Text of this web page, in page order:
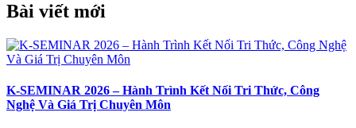
Bài viết mới
K-SEMINAR 2026 – Hành Trình Kết Nối Tri Thức, Công
Nghệ Và Giá Trị Chuyên Môn